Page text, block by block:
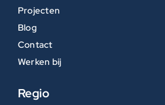
Projecten
Blog
Contact
Werken bij
Regio